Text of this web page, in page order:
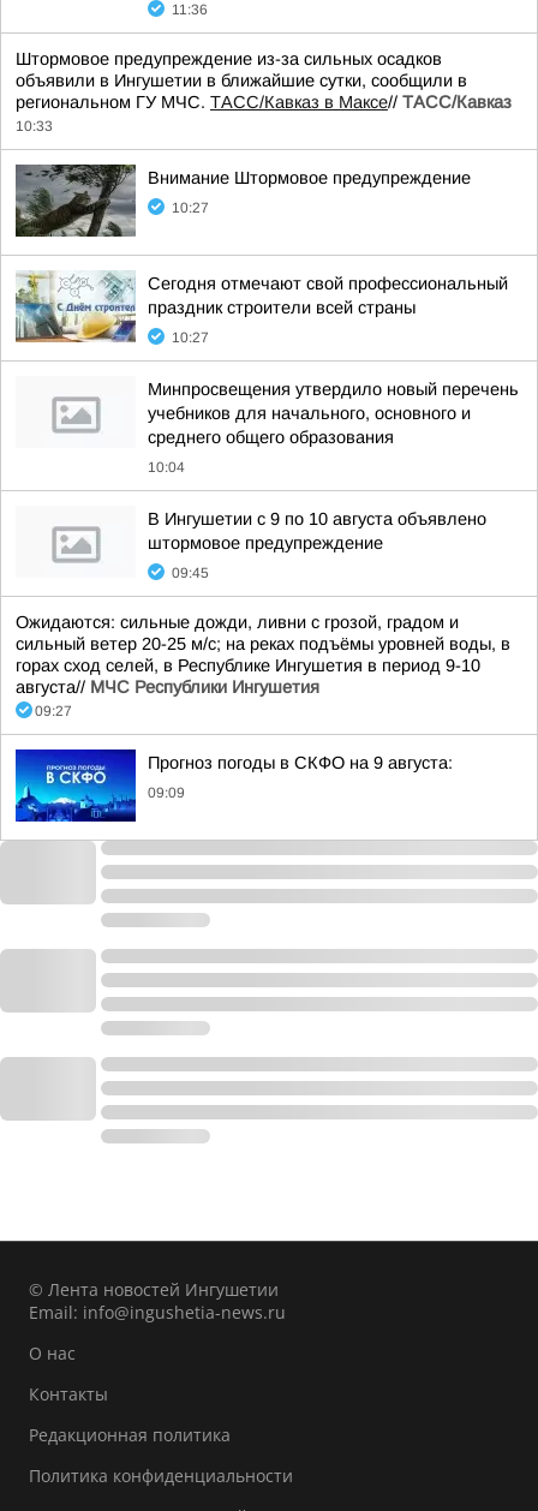
11:36
Штормовое предупреждение из-за сильных осадков
объявили в Ингушетии в ближайшие сутки, сообщили в
региональном ГУ МЧС. ТАСС/Кавказ в Максе// ТАСС/Кавказ
10:33
Внимание Штормовое предупреждение
10:27
Сегодня отмечают свой профессиональный
праздник строители всей страны
10:27
Минпросвещения утвердило новый перечень
учебников для начального, основного и
среднего общего образования
10:04
В Ингушетии с 9 по 10 августа объявлено
штормовое предупреждение
09:45
Ожидаются: сильные дожди, ливни с грозой, градом и
сильный ветер 20-25 м/с; на реках подъёмы уровней воды, в
горах сход селей, в Республике Ингушетия в период 9-10
августа// МЧС Республики Ингушетия
09:27
Прогноз погоды в СКФО на 9 августа:
09:09
© Лента новостей Ингушетии
Email: info@ingushetia-news.ru
О нас
Контакты
Редакционная политика
Политика конфиденциальности